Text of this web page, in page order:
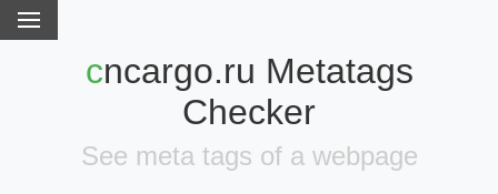
cncargo.ru Metatags
Checker
See meta tags of a webpage